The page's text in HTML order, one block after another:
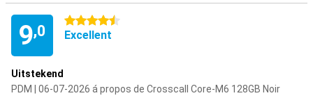
9,0
4.5 étoiles
Excellent
Uitstekend
PDM | 06-07-2026 á propos de Crosscall Core-M6 128GB Noir